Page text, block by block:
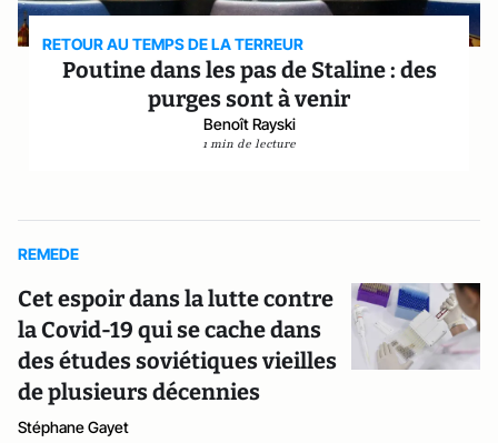
RETOUR AU TEMPS DE LA TERREUR
Poutine dans les pas de Staline : des
purges sont à venir
Benoît Rayski
1 min de lecture
REMEDE
Cet espoir dans la lutte contre
la Covid-19 qui se cache dans
des études soviétiques vieilles
de plusieurs décennies
Stéphane Gayet